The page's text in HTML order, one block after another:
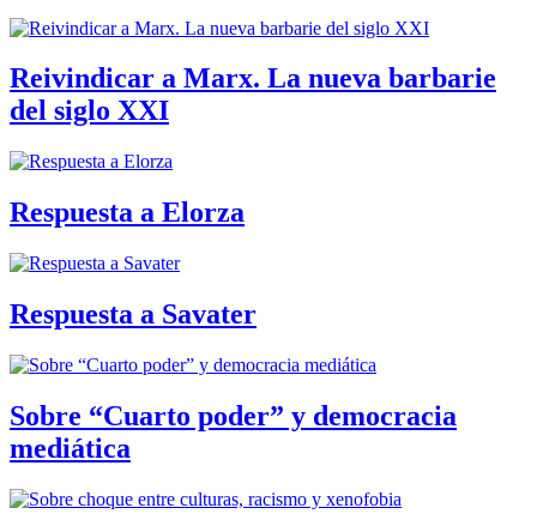
Reivindicar a Marx. La nueva barbarie
del siglo XXI
Respuesta a Elorza
Respuesta a Savater
Sobre “Cuarto poder” y democracia
mediática